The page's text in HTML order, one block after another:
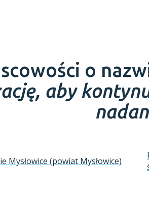
o
aby
Mysłowice (powiat Mysłowice)